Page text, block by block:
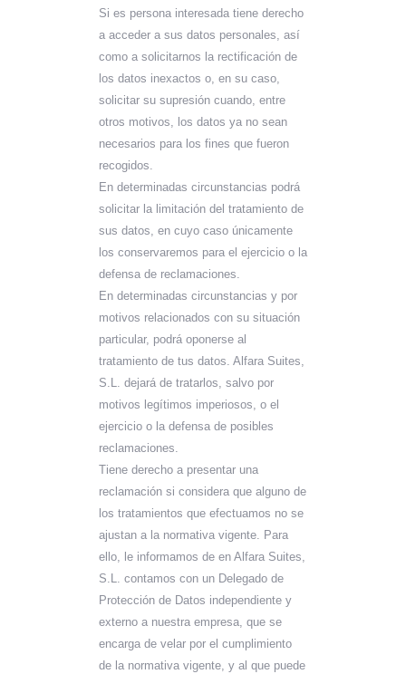
Si es persona interesada tiene derecho
a acceder a sus datos personales, así
como a solicitarnos la rectificación de
los datos inexactos o, en su caso,
solicitar su supresión cuando, entre
otros motivos, los datos ya no sean
necesarios para los fines que fueron
recogidos.
En determinadas circunstancias podrá
solicitar la limitación del tratamiento de
sus datos, en cuyo caso únicamente
los conservaremos para el ejercicio o la
defensa de reclamaciones.
En determinadas circunstancias y por
motivos relacionados con su situación
particular, podrá oponerse al
tratamiento de tus datos. Alfara Suites,
S.L. dejará de tratarlos, salvo por
motivos legítimos imperiosos, o el
ejercicio o la defensa de posibles
reclamaciones.
Tiene derecho a presentar una
reclamación si considera que alguno de
los tratamientos que efectuamos no se
ajustan a la normativa vigente. Para
ello, le informamos de en Alfara Suites,
S.L. contamos con un Delegado de
Protección de Datos independiente y
externo a nuestra empresa, que se
encarga de velar por el cumplimiento
de la normativa vigente, y al que puede